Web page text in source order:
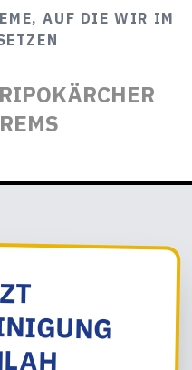
AUF DIE WIR IM
RIPOKÄRCHER
REMS